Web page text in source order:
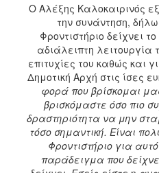
Ο Αλέξης Καλοκαιρινός
την συνάντηση,
Φροντιστήριο δείχνει
αδιάλειπτη λειτουργία
επιτυχίες του καθώς και
Δημοτική Αρχή στις ίσες
φορά που βρίσκομαι
βρισκόμαστε όσο πιο
δραστηριότητα να μην
τόσο σημαντική. Είναι
Φροντιστήριο για
παράδειγμα που